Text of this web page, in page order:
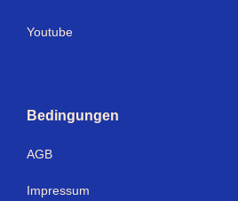
Youtube
Bedingungen
AGB
Impressum